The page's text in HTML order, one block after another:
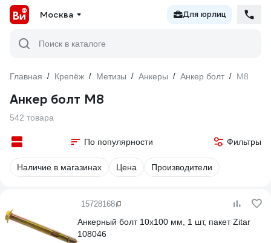
Москва Для юрлиц
Поиск в каталоге
Главная / Крепёж / Метизы / Анкеры / Анкер болт / М8
Анкер болт М8
542 товара
По популярности Фильтры
Наличие в магазинах Цена Производители
15728168
Анкерный болт 10x100 мм, 1 шт, пакет Zitar
108046